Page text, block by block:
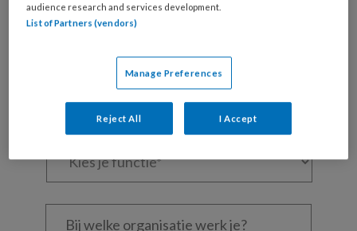
Wat
is
wachtwoord* *
Kies
je
Bij
welke
audience research and services development.
List of Partners (vendors)
Manage Preferences
Reject All I Accept